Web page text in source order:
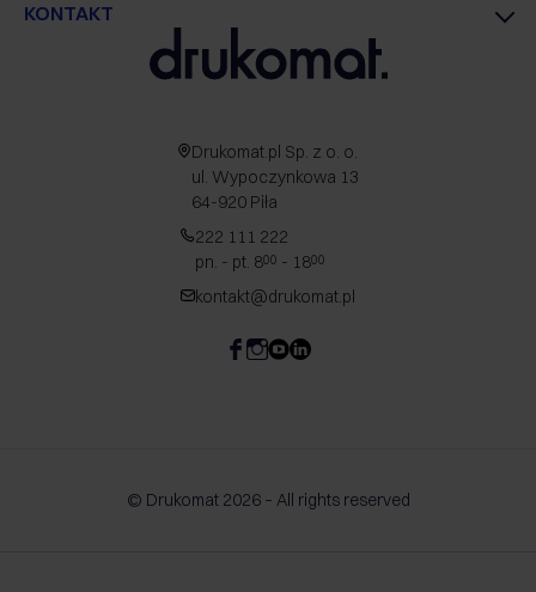
KONTAKT
Drukomat.pl Sp. z o. o.
ul. Wypoczynkowa 13
64-920 Piła
222 111 222
pn. - pt. 800 - 1800
kontakt@drukomat.pl
© Drukomat 2026 – All rights reserved